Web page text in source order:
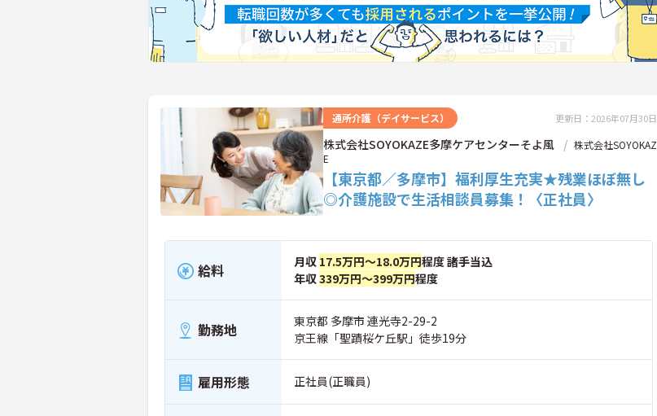
通所介護（デイサービス） 更新日：2026年07月30日
株式会社SOYOKAZE多摩ケアセンターそよ風
株式会社SOYOKAZ
E
【東京都／多摩市】福利厚生充実★残業ほぼ無し
◎介護施設で生活相談員募集！〈正社員〉
給料 月収 17.5万円～18.0万円程度 諸手当込
年収339万円～399万円程度
勤務地
東京都 多摩市 連光寺2-29-2
京王線「聖蹟桜ケ丘駅」徒歩19分
雇用形態 正社員(正職員)